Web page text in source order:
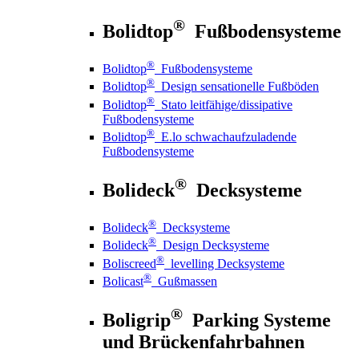
Bolidtop® Fußbodensysteme
Bolidtop® Fußbodensysteme
Bolidtop® Design sensationelle Fußböden
Bolidtop® Stato leitfähige/dissipative
Fußbodensysteme
Bolidtop® E.lo schwachaufzuladende
Fußbodensysteme
Bolideck® Decksysteme
Bolideck® Decksysteme
Bolideck® Design Decksysteme
Boliscreed® levelling Decksysteme
Bolicast® Gußmassen
Boligrip® Parking Systeme
und Brückenfahrbahnen